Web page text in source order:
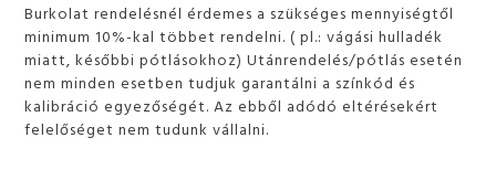
Burkolat rendelésnél érdemes a szükséges mennyiségtől
minimum 10%-kal többet rendelni. ( pl.: vágási hulladék
miatt, későbbi pótlásokhoz) Utánrendelés/pótlás esetén
nem minden esetben tudjuk garantálni a színkód és
kalibráció egyezőségét. Az ebből adódó eltérésekért
felelőséget nem tudunk vállalni.